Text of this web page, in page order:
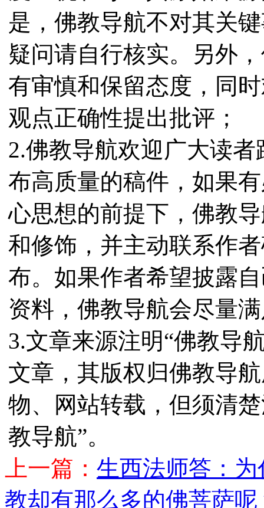
是，佛教导航不对其关
疑问请自行核实。另外
有审慎和保留态度，同
观点正确性提出批评；
2.佛教导航欢迎广大读
布高质量的稿件，如果
心思想的前提下，佛教
和修饰，并主动联系作
布。如果作者希望披露
资料，佛教导航会尽量
3.文章来源注明“佛教导
文章，其版权归佛教导
物、网站转载，但须清
教导航”。
上一篇： 生西法师答：
教却有那么多的佛菩萨呢